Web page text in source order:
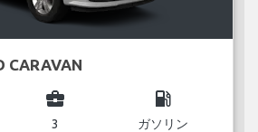
CARAVAN
business_center
3
local_gas_station
ガソリン